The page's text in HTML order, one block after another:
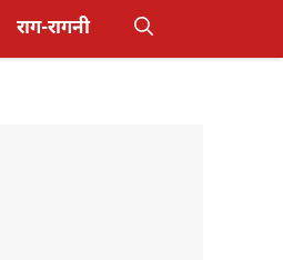
राग-रागनी